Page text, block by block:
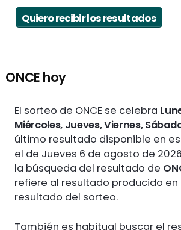
Quiero recibir los resultados
ONCE hoy
El sorteo de ONCE se celebra
Miércoles, Jueves, Viernes,
último resultado disponible en
el de Jueves 6 de agosto de
la búsqueda del resultado de
refiere al resultado producido
resultado del sorteo.
También es habitual buscar el